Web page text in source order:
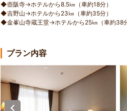
◆壺阪寺→ホテルから8.5㎞（車約18分）
◆吉野山→ホテルから23㎞（車約35分）
◆金峯山寺蔵王堂→ホテルから25㎞（車約38
プラン内容